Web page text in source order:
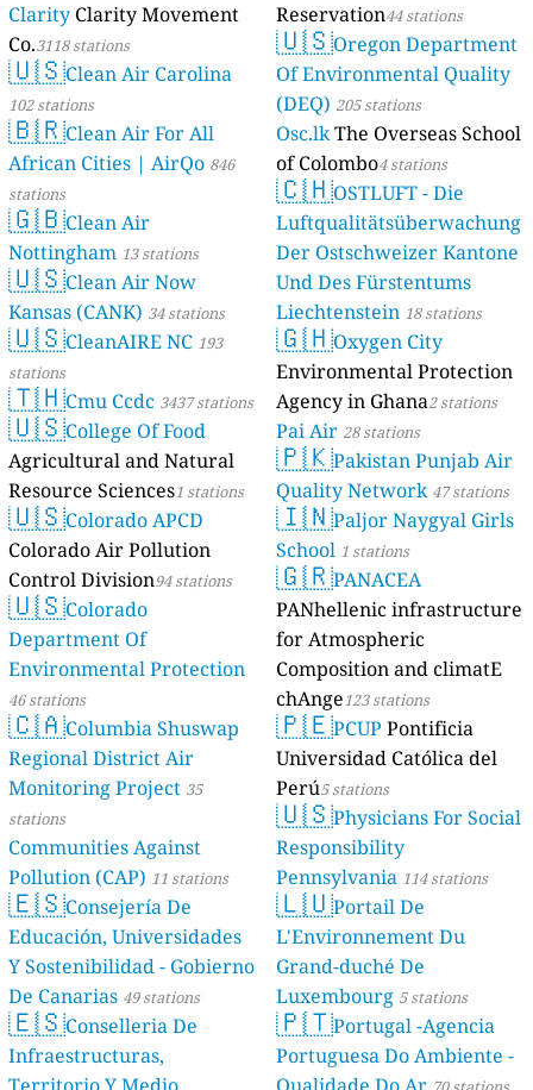
Clarity Clarity Movement
Co.3118 stations
🇺🇸Clean Air Carolina
102 stations
🇧🇷Clean Air For All
African Cities | AirQo 846
stations
🇬🇧Clean Air
Nottingham 13 stations
🇺🇸Clean Air Now
Kansas (CANK) 34 stations
🇺🇸CleanAIRE NC 193
stations
🇹🇭Cmu Ccdc 3437 stations
🇺🇸College Of Food
Agricultural and Natural
Resource Sciences1 stations
🇺🇸Colorado APCD
Colorado Air Pollution
Control Division94 stations
🇺🇸Colorado
Department Of
Environmental Protection
46 stations
🇨🇦Columbia Shuswap
Regional District Air
Monitoring Project 35
stations
Communities Against
Pollution (CAP) 11 stations
🇪🇸Consejería De
Educación, Universidades
Y Sostenibilidad - Gobierno
De Canarias 49 stations
🇪🇸Conselleria De
Infraestructuras,
Reservation44 stations
🇺🇸Oregon Department
Of Environmental Quality
(DEQ) 205 stations
Osc.lkThe Overseas School
of Colombo4 stations
🇨🇭OSTLUFT - Die
Luftqualitätsüberwachung
Der Ostschweizer Kantone
Und Des Fürstentums
Liechtenstein 18 stations
🇬🇭Oxygen City
Environmental Protection
Agency in Ghana2 stations
Pai Air 28 stations
🇵🇰Pakistan Punjab Air
Quality Network 47 stations
🇮🇳Paljor Naygyal Girls
School 1 stations
🇬🇷PANACEA
PANhellenic infrastructure
for Atmospheric
Composition and climatE
chAnge123 stations
🇵🇪PCUP Pontificia
Universidad Católica del
Perú5 stations
🇺🇸Physicians For Social
Responsibility
Pennsylvania 114 stations
🇱🇺Portail De
L'Environnement Du
Grand-duché De
Luxembourg 5 stations
🇵🇹Portugal -Agencia
Portuguesa Do Ambiente -